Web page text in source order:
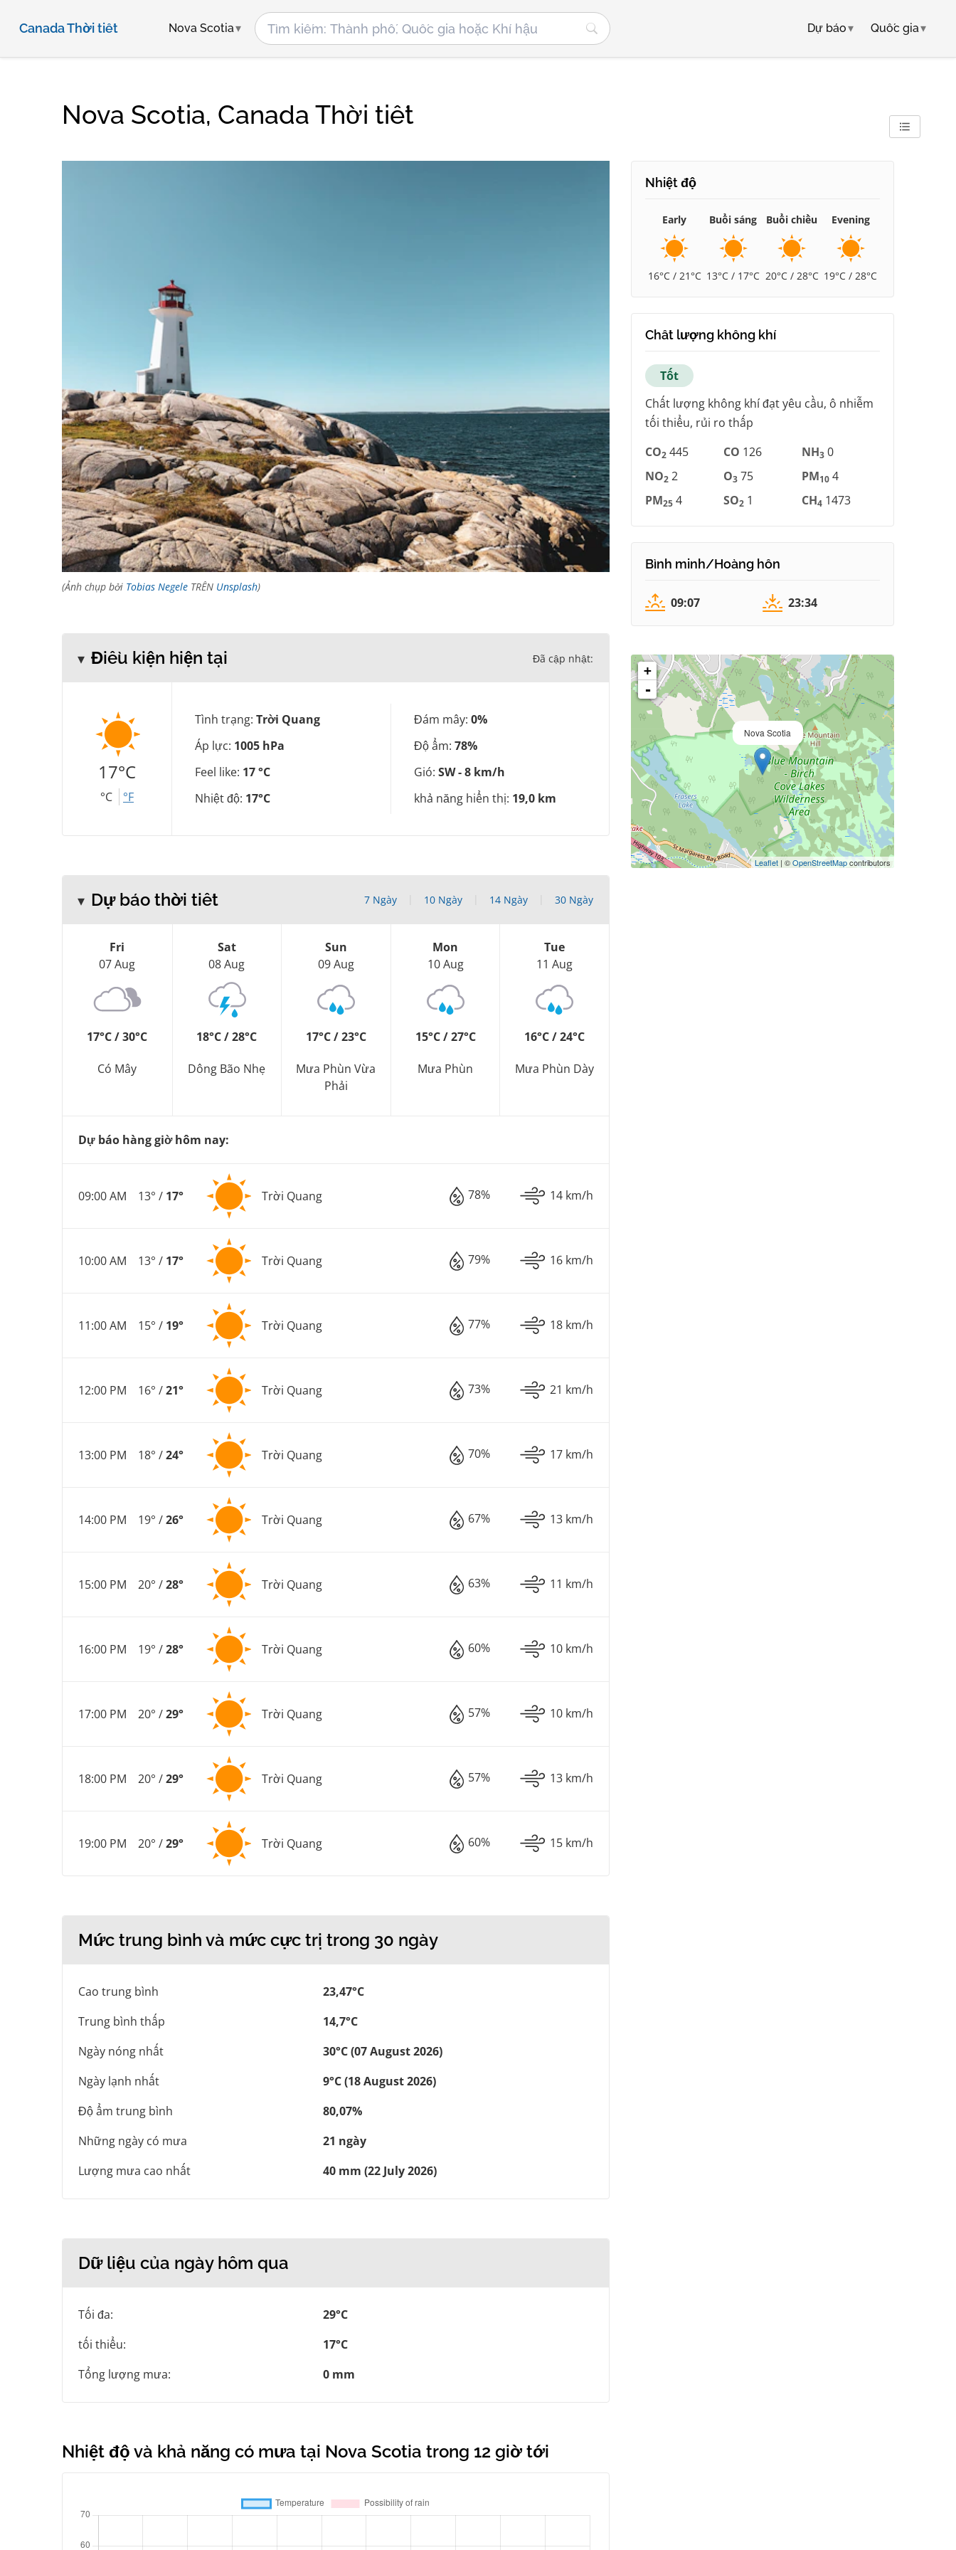
Canada Thời tiết Nova Scotia Dự báo▾ Quốc gia▾
Nova Scotia, Canada Thời tiết
(Ảnh chụp bởi Tobias Negele TRÊN Unsplash)
Điều kiện hiện tại Đã cập nhật:
17°C
°C °F
Tình trạng: Trời Quang
Áp lực: 1005 hPa
Feel like: 17 °C
Nhiệt độ: 17°C
Đám mây: 0%
Độ ẩm: 78%
Gió: SW - 8 km/h
khả năng hiển thị: 19,0 km
Dự báo thời tiết 7 Ngày 10 Ngày 14 Ngày 30 Ngày
Fri
07 Aug
17°C / 30°C
Có Mây
Sat
08 Aug
18°C / 28°C
Dông Bão Nhẹ
Sun
09 Aug
17°C / 23°C
Mưa Phùn Vừa
Phải
Mon
10 Aug
15°C / 27°C
Mưa Phùn
Tue
11 Aug
16°C / 24°C
Mưa Phùn Dày
Dự báo hàng giờ hôm nay:
09:00 AM 13° / 17° Trời Quang 78% 14 km/h
10:00 AM 13° / 17° Trời Quang 79% 16 km/h
11:00 AM 15° / 19° Trời Quang 77% 18 km/h
12:00 PM 16° /21° Trời Quang 73% 21 km/h
13:00 PM 18° /24° Trời Quang 70% 17 km/h
14:00 PM 19° /26° Trời Quang 67% 13 km/h
15:00 PM 20° /28° Trời Quang 63% 11 km/h
16:00 PM 19° /28° Trời Quang 60% 10 km/h
17:00 PM 20° /29° Trời Quang 57% 10 km/h
18:00 PM 20° /29° Trời Quang 57% 13 km/h
19:00 PM 20° /29° Trời Quang 60% 15 km/h
Mức trung bình và mức cực trị trong 30 ngày
Cao trung bình
23,47°C
Trung bình thấp
14,7°C
Ngày nóng nhất
30°C (07 August 2026)
Ngày lạnh nhất
9°C (18 August 2026)
Độ ẩm trung bình
80,07%
Những ngày có mưa
21 ngày
Lượng mưa cao nhất
40 mm (22 July 2026)
Dữ liệu của ngày hôm qua
Tối đa:
29°C
tối thiểu:
17°C
Tổng lượng mưa:
0 mm
Nhiệt độ và khả năng có mưa tại Nova Scotia trong 12 giờ tới
Nhiệt độ
Early
16°C / 21°C
Buổi sáng
13°C / 17°C
Buổi chiều
20°C / 28°C
Evening
19°C / 28°C
Chất lượng không khí
Tốt
Chất lượng không khí đạt yêu cầu, ô nhiễm
tối thiểu, rủi ro thấp
CO2 445 CO 126 NH3 0
NO2 2 O3 75 PM10 4
PM25 4 SO2 1 CH4 1473
Bình minh/Hoàng hôn
09:07 23:34
Nova Scotia
+
-
Leaflet | ©OpenStreetMapcontributors